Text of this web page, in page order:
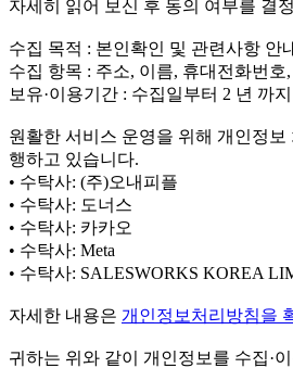
자세히 읽어 보신 후 동의 여부를 결
수집 목적 : 본인확인 및 관련사항 안
수집 항목 : 주소, 이름, 휴대전화번호
보유·이용기간 : 수집일부터 2 년 까지
원활한 서비스 운영을 위해 개인정보
행하고 있습니다.
• 수탁사: (주)오내피플
• 수탁사: 도너스
• 수탁사: 카카오
• 수탁사: Meta
• 수탁사: SALESWORKS KOREA
자세한 내용은 개인정보처리방침을
귀하는 위와 같이 개인정보를 수집·